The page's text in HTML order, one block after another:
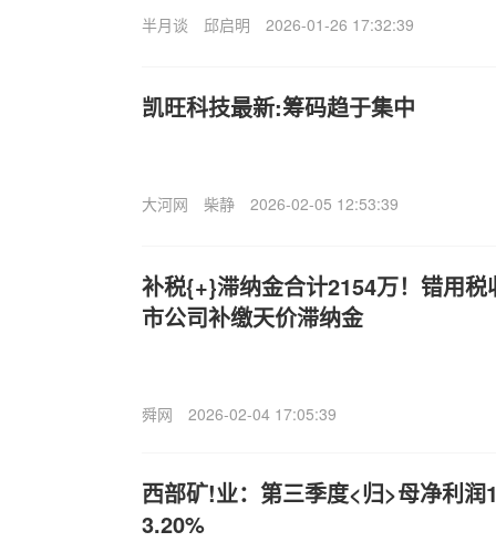
半月谈 邱启明 2026-01-26 17:32:39
凯旺科技最新:筹码趋于集中
大河网 柴静 2026-02-05 12:53:39
补税{+}滞纳金合计2154万！错用
市公司补缴天价滞纳金
舜网 2026-02-04 17:05:39
西部矿!业：第三季度<归>母净利
3.20%